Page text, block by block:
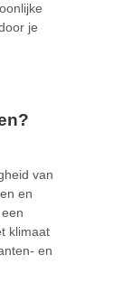
je
van
en
klimaat
en